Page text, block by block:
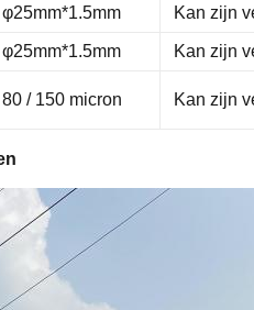
φ25mm*1.5mm Kan zijn
φ25mm*1.5mm Kan zijn
80 / 150 micron Kan zijn